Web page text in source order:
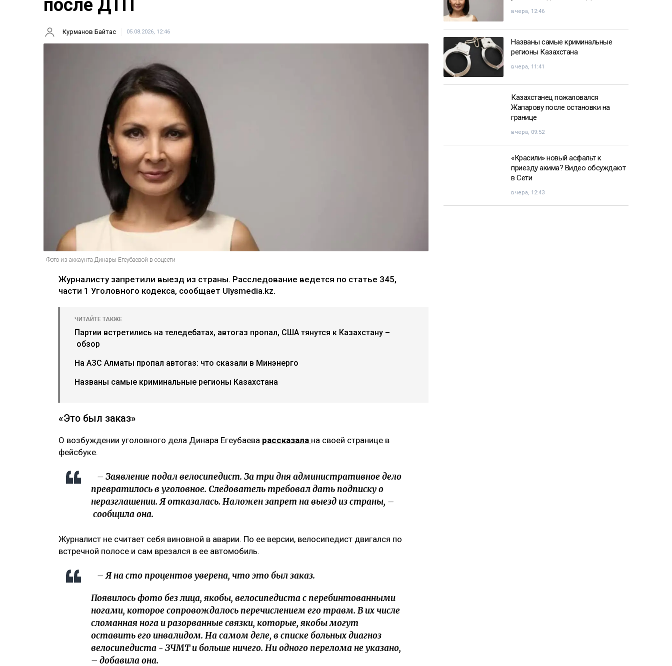
после ДТП
Курманов Байтас 05.08.2026, 12:46
Фото из аккаунта Динары Егеубаевой в соцсети
Журналисту запретили выезд из страны. Расследование ведется по статье 345,
части 1 Уголовного кодекса, сообщает Ulysmedia.kz.
ЧИТАЙТЕ ТАКЖЕ
Партии встретились на теледебатах, автогаз пропал, США тянутся к Казахстану –
обзор
На АЗС Алматы пропал автогаз: что сказали в Минэнерго
Названы самые криминальные регионы Казахстана
«Это был заказ»
О возбуждении уголовного дела Динара Егеубаева рассказала на своей странице в
фейсбуке.
– Заявление подал велосипедист. За три дня административное дело
превратилось в уголовное. Следователь требовал дать подписку о
неразглашении. Я отказалась. Наложен запрет на выезд из страны, –
сообщила она.
Журналист не считает себя виновной в аварии. По ее версии, велосипедист двигался по
встречной полосе и сам врезался в ее автомобиль.
– Я на сто процентов уверена, что это был заказ.
Появилось фото без лица, якобы, велосипедиста с перебинтованными
ногами, которое сопровождалось перечислением его травм. В их числе
сломанная нога и разорванные связки, которые, якобы могут
оставить его инвалидом. На самом деле, в списке больных диагноз
велосипедиста - ЗЧМТ и больше ничего. Ни одного перелома не указано,
– добавила она.
вчера, 12:46
Названы самые криминальные
регионы Казахстана
вчера, 11:41
Казахстанец пожаловался
Жапарову после остановки на
границе
вчера, 09:52
«Красили» новый асфальт к
приезду акима? Видео обсуждают
в Сети
вчера, 12:43